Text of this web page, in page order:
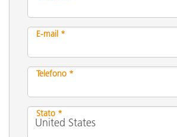
E-mail *
Telefono *
Stato *